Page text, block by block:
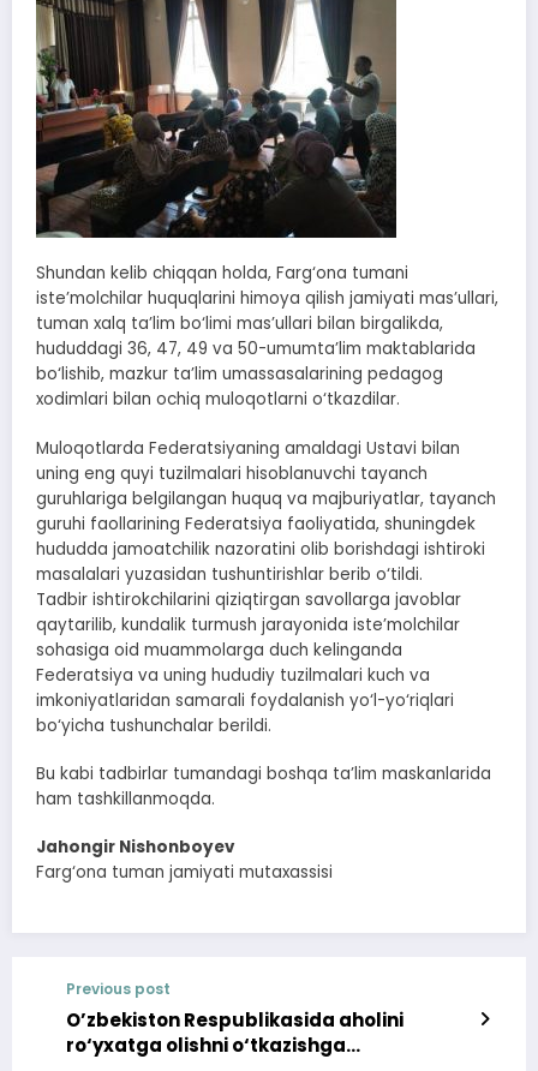
Shundan kelib chiqqan holda, Farg‘ona tumani
iste’molchilar huquqlarini himoya qilish jamiyati mas’ullari,
tuman xalq ta’lim bo‘limi mas’ullari bilan birgalikda,
hududdagi 36, 47, 49 va 50-umumta’lim maktablarida
bo‘lishib, mazkur ta’lim umassasalarining pedagog
xodimlari bilan ochiq muloqotlarni o‘tkazdilar.
Muloqotlarda Federatsiyaning amaldagi Ustavi bilan
uning eng quyi tuzilmalari hisoblanuvchi tayanch
guruhlariga belgilangan huquq va majburiyatlar, tayanch
guruhi faollarining Federatsiya faoliyatida, shuningdek
hududda jamoatchilik nazoratini olib borishdagi ishtiroki
masalalari yuzasidan tushuntirishlar berib o‘tildi.
Tadbir ishtirokchilarini qiziqtirgan savollarga javoblar
qaytarilib, kundalik turmush jarayonida iste’molchilar
sohasiga oid muammolarga duch kelinganda
Federatsiya va uning hududiy tuzilmalari kuch va
imkoniyatlaridan samarali foydalanish yo‘l-yo‘riqlari
bo‘yicha tushunchalar berildi.
Bu kabi tadbirlar tumandagi boshqa ta’lim maskanlarida
ham tashkillanmoqda.
Jahongir Nishonboyev
Farg‘ona tuman jamiyati mutaxassisi
Previous post
O’zbekiston Respublikasida aholini
ro‘yxatga olishni o‘tkazishga